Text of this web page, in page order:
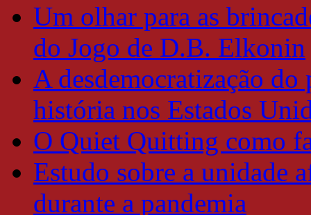
Um olhar para as
do Jogo de D.B. Elkonin
A desdemocratização do
história nos Estados
O Quiet Quitting como
Estudo sobre a unidade
durante a pandemia